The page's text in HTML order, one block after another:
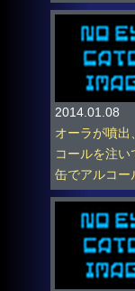
2014.01.08
オーラが噴
コールを注
缶でアルコー